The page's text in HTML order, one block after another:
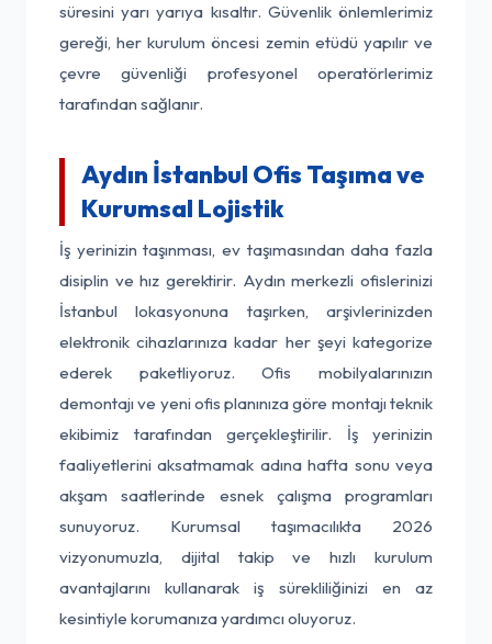
süresini yarı yarıya kısaltır. Güvenlik önlemlerimiz
gereği, her kurulum öncesi zemin etüdü yapılır ve
çevre güvenliği profesyonel operatörlerimiz
tarafından sağlanır.
Aydın İstanbul Ofis Taşıma ve
Kurumsal Lojistik
İş yerinizin taşınması, ev taşımasından daha fazla
disiplin ve hız gerektirir. Aydın merkezli ofislerinizi
İstanbul lokasyonuna taşırken, arşivlerinizden
elektronik cihazlarınıza kadar her şeyi kategorize
ederek paketliyoruz. Ofis mobilyalarınızın
demontajı ve yeni ofis planınıza göre montajı teknik
ekibimiz tarafından gerçekleştirilir. İş yerinizin
faaliyetlerini aksatmamak adına hafta sonu veya
akşam saatlerinde esnek çalışma programları
sunuyoruz. Kurumsal taşımacılıkta 2026
vizyonumuzla, dijital takip ve hızlı kurulum
avantajlarını kullanarak iş sürekliliğinizi en az
kesintiyle korumanıza yardımcı oluyoruz.